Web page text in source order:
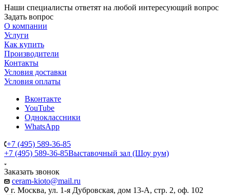
Наши специалисты ответят на любой интересующий вопрос
Задать вопрос
О компании
Услуги
Как купить
Производители
Контакты
Условия доставки
Условия оплаты
Вконтакте
YouTube
Одноклассники
WhatsApp
+7 (495) 589-36-85
+7 (495) 589-36-85Выставочный зал (Шоу рум)
Заказать звонок
ceram-kioto@mail.ru
г. Москва, ул. 1-я Дубровская, дом 13-А, стр. 2, оф. 102